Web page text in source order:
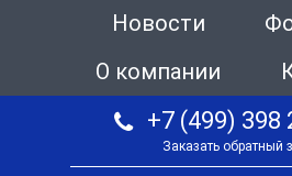
Новости
О компании
+7 (499) 398
Заказать обратный